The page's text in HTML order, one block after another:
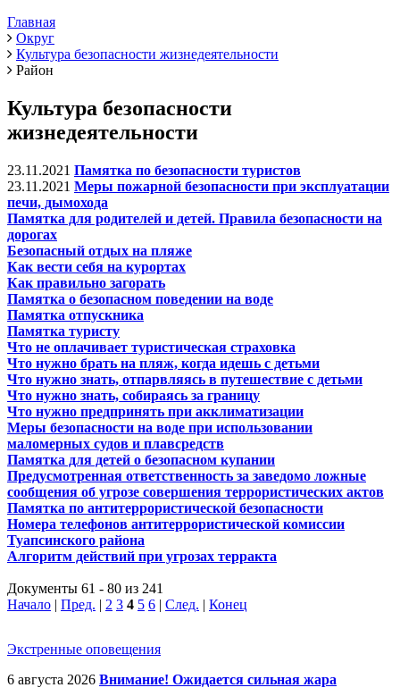
Главная
Округ
Культура безопасности жизнедеятельности
Район
Культура безопасности
жизнедеятельности
23.11.2021 Памятка по безопасности туристов
23.11.2021 Меры пожарной безопасности при эксплуатации
печи, дымохода
Памятка для родителей и детей. Правила безопасности на
дорогах
Безопасный отдых на пляже
Как вести себя на курортах
Как правильно загорать
Памятка о безопасном поведении на воде
Памятка отпускника
Памятка туристу
Что не оплачивает туристическая страховка
Что нужно брать на пляж, когда идешь с детьми
Что нужно знать, отпарвляясь в путешествие с детьми
Что нужно знать, собираясь за границу
Что нужно предпринять при акклиматизации
Меры безопасности на воде при использовании
маломерных судов и плавсредств
Памятка для детей о безопасном купании
Предусмотренная ответственность за заведомо ложные
сообщения об угрозе совершения террористических актов
Памятка по антитеррористической безопасности
Номера телефонов антитеррористической комиссии
Туапсинского района
Алгоритм действий при угрозах терракта
Документы 61 - 80 из 241
Начало | Пред. | 2 3 4 5 6 | След. | Конец
Экстренные оповещения
6 августа 2026 Внимание! Ожидается сильная жара